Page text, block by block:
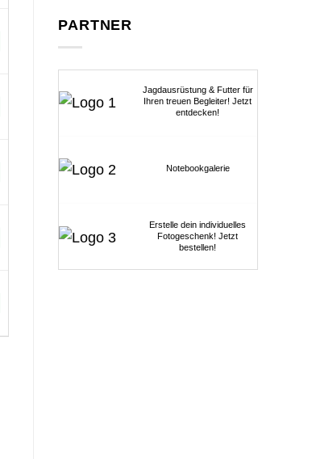
PARTNER
Jagdausrüstung & Futter für
Ihren treuen Begleiter! Jetzt
entdecken!
Notebookgalerie
Erstelle dein individuelles
Fotogeschenk! Jetzt
bestellen!